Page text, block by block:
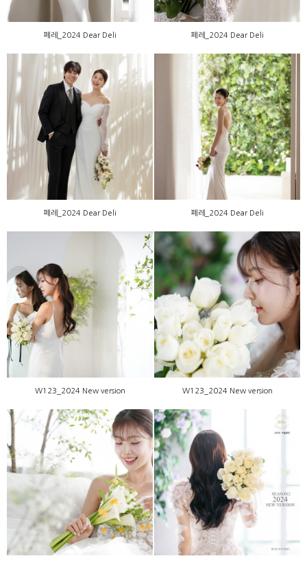
페레_2024 Dear Deli 페레_2024 Dear Deli
페레_2024 Dear Deli
페레_2024 Dear Deli
페레_2024 Dear Deli
페레_2024 Dear Deli
W123_2024 New version
W123_2024 New version
W123_2024 New version
W123_2024 New version
W123_2024 New version W123_2024 New version